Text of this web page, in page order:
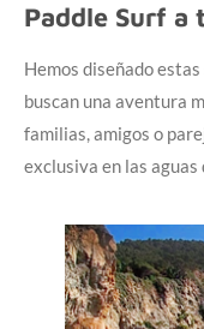
Paddle Surf a
Hemos diseñado
buscan una aventura
familias, amigos o
exclusiva en las aguas